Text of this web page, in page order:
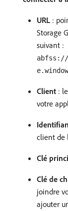
URL :
Storage
suivant :
abfss://
Client :
votre
client de
Clé
Clé de
joindre
ajouter